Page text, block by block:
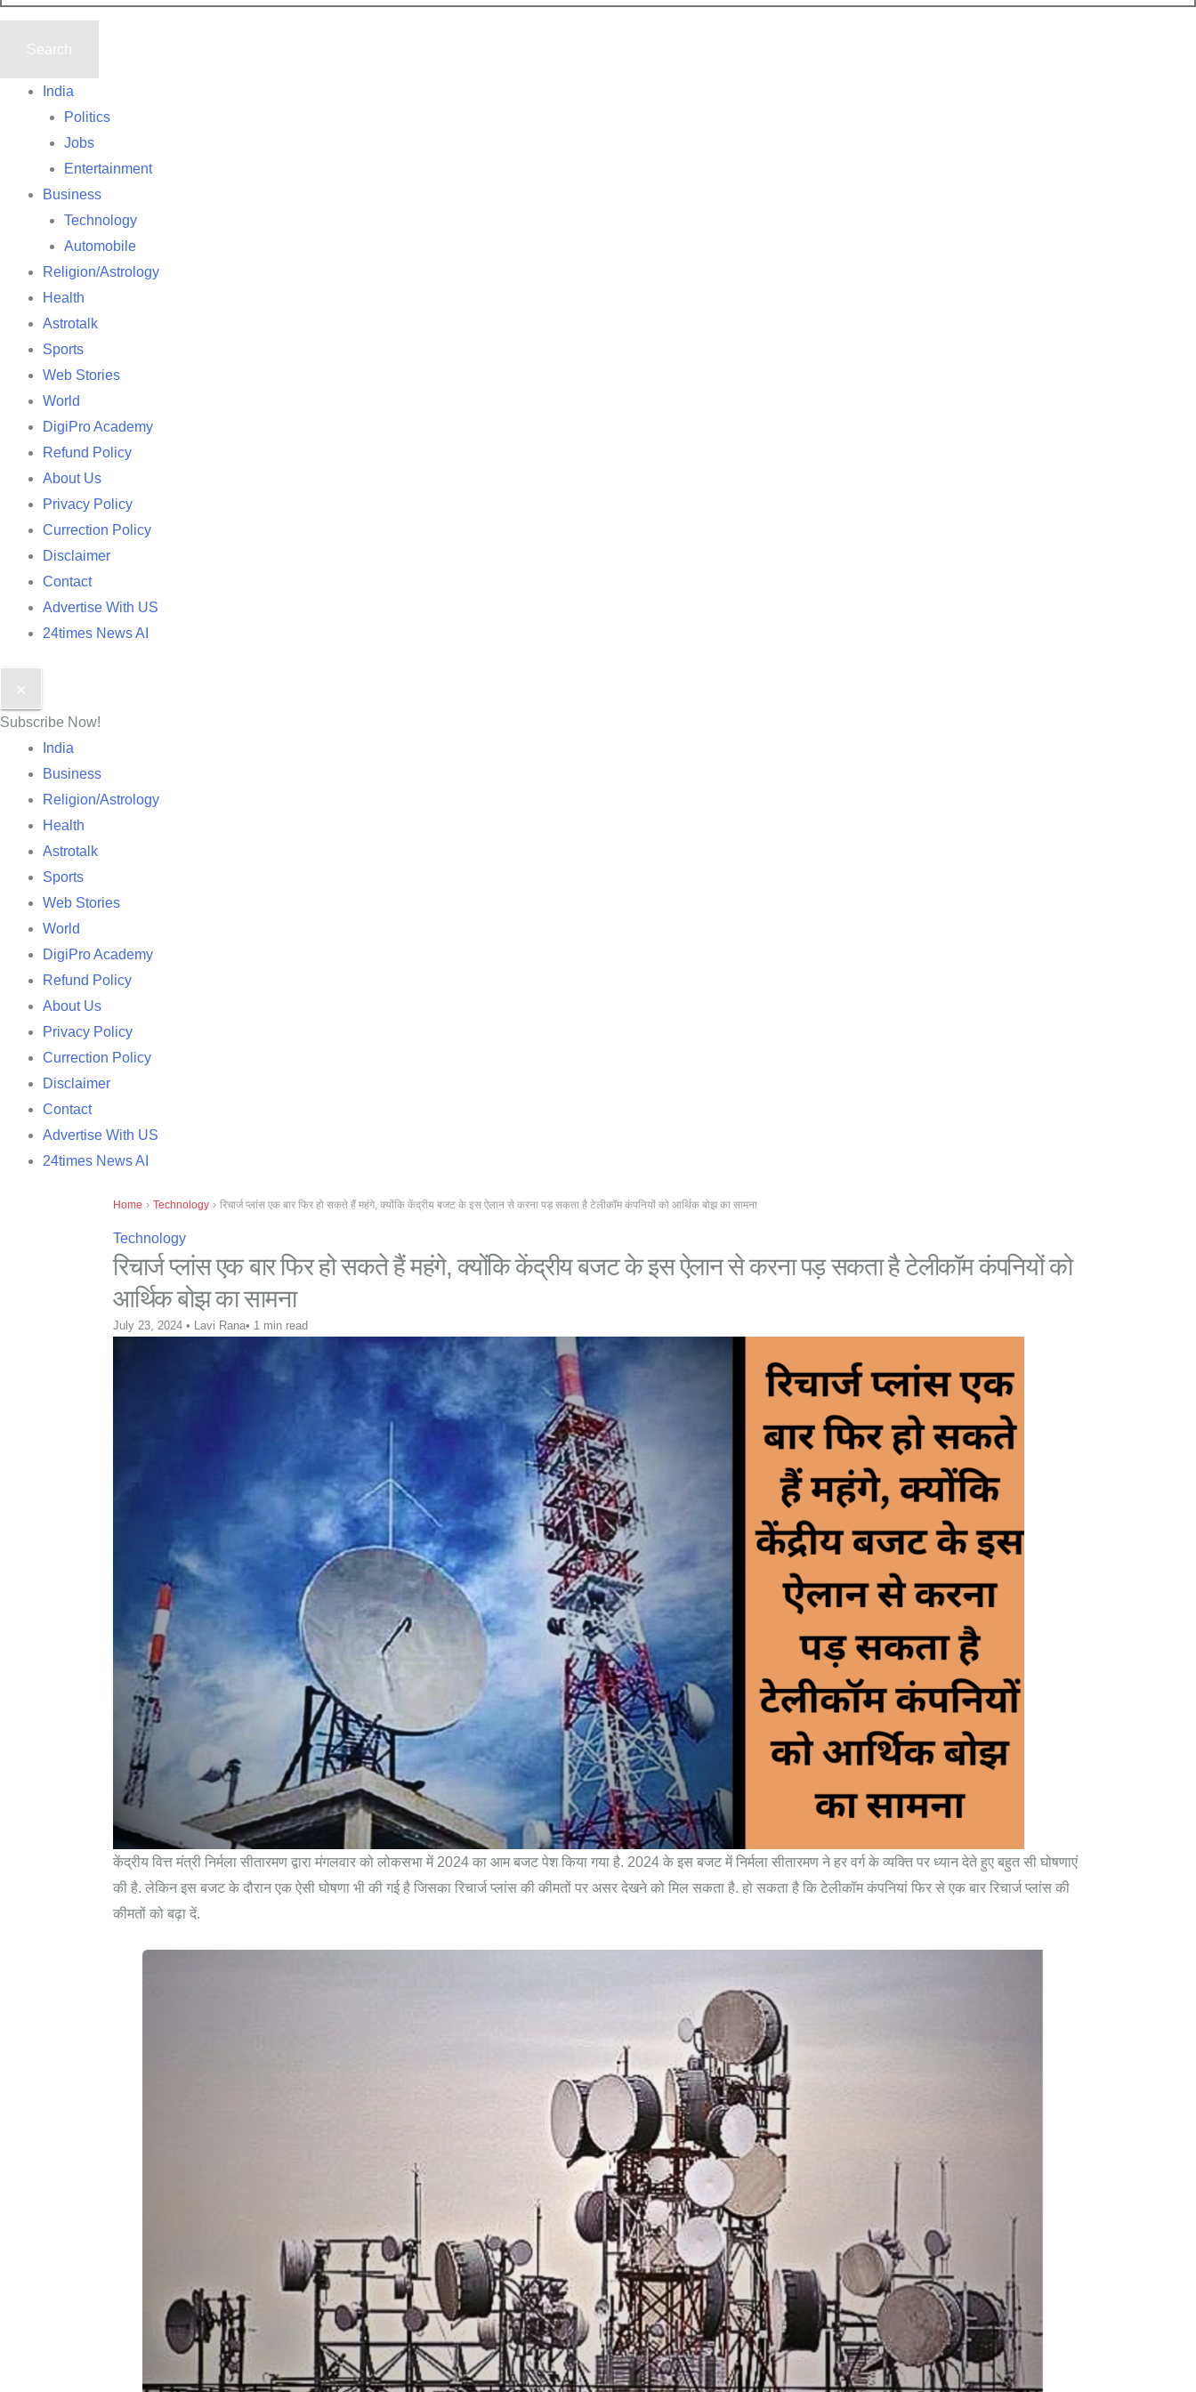
India
Politics
Jobs
Entertainment
Business
Technology
Automobile
Religion/Astrology
Health
Astrotalk
Sports
Web Stories
World
DigiPro Academy
Refund Policy
About Us
Privacy Policy
Currection Policy
Disclaimer
Contact
Advertise With US
24times News AI
✕
Subscribe Now!
India
Business
Religion/Astrology
Health
Astrotalk
Sports
Web Stories
World
DigiPro Academy
Refund Policy
About Us
Privacy Policy
Currection Policy
Disclaimer
Contact
Advertise With US
24times News AI
Home › Technology › रिचार्ज प्लांस एक बार फिर हो सकते हैं महंगे, क्योंकि केंद्रीय बजट के इस ऐलान से करना पड़ सकता है टेलीकॉम कंपनियों को आर्थिक बोझ का सामना
Technology
रिचार्ज प्लांस एक बार फिर हो सकते हैं महंगे, क्योंकि केंद्रीय बजट के इस ऐलान से करना पड़ सकता है टेलीकॉम कंपनियों को
आर्थिक बोझ का सामना
July 23, 2024 • Lavi Rana• 1 min read
केंद्रीय वित्त मंत्री निर्मला सीतारमण द्वारा मंगलवार को लोकसभा में 2024 का आम बजट पेश किया गया है. 2024 के इस बजट में निर्मला सीतारमण ने हर वर्ग के व्यक्ति पर ध्यान देते हुए बहुत सी घोषणाएं
की है. लेकिन इस बजट के दौरान एक ऐसी घोषणा भी की गई है जिसका रिचार्ज प्लांस की कीमतों पर असर देखने को मिल सकता है. हो सकता है कि टेलीकॉम कंपनियां फिर से एक बार रिचार्ज प्लांस की
कीमतों को बढ़ा दें.